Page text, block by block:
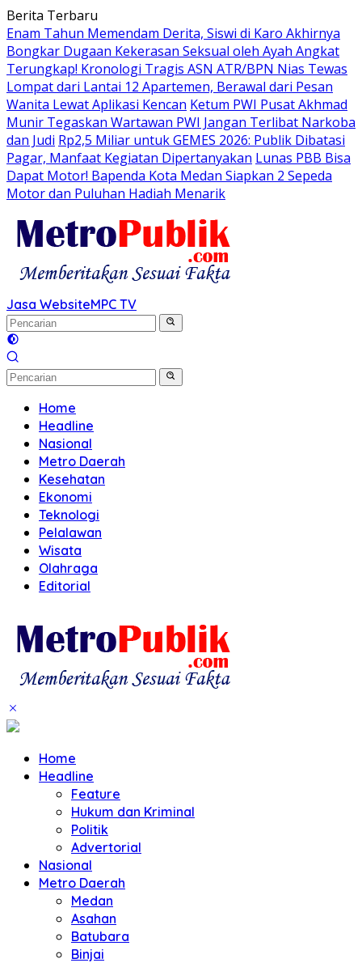
Langsung
ke
konten
Berita Terbaru
Enam Tahun Memendam Derita, Siswi di Karo Akhirnya
Bongkar Dugaan Kekerasan Seksual oleh Ayah Angkat
Terungkap! Kronologi Tragis ASN ATR/BPN Nias Tewas
Lompat dari Lantai 12 Apartemen, Berawal dari Pesan
Wanita Lewat Aplikasi Kencan Ketum PWI Pusat Akhmad
Munir Tegaskan Wartawan PWI Jangan Terlibat Narkoba
dan Judi Rp2,5 Miliar untuk GEMES 2026: Publik Dibatasi
Pagar, Manfaat Kegiatan Dipertanyakan Lunas PBB Bisa
Dapat Motor! Bapenda Kota Medan Siapkan 2 Sepeda
Motor dan Puluhan Hadiah Menarik
Jasa WebsiteMPC TV
Home
Headline
Nasional
Metro Daerah
Kesehatan
Ekonomi
Teknologi
Pelalawan
Wisata
Olahraga
Editorial
Home
Headline
Feature
Hukum dan Kriminal
Politik
Advertorial
Nasional
Metro Daerah
Medan
Asahan
Batubara
Binjai